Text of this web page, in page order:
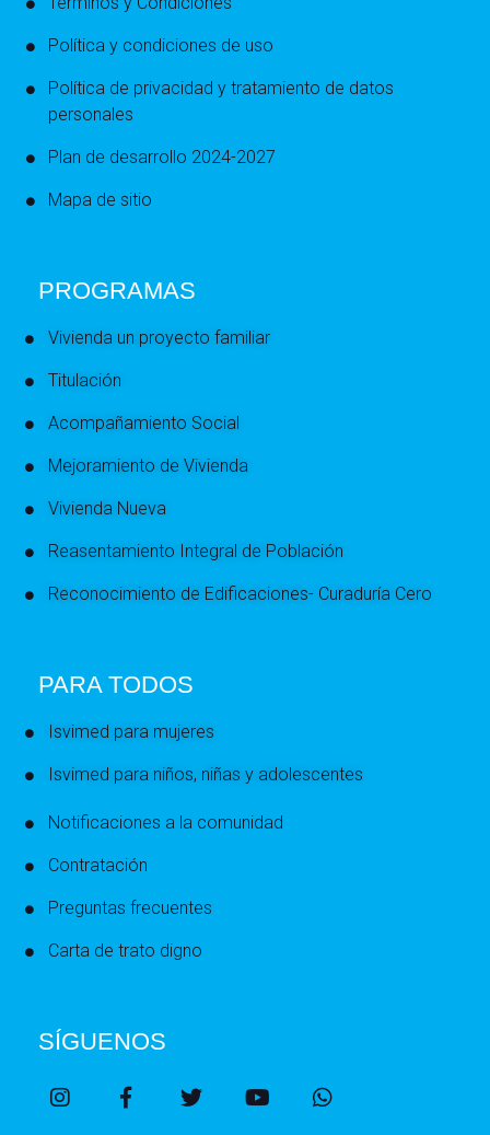
Política y condiciones de uso
Política de privacidad y tratamiento de datos
personales
Plan de desarrollo 2024-2027
Mapa de sitio
PROGRAMAS
Vivienda un proyecto familiar
Titulación
Acompañamiento Social
Mejoramiento de Vivienda
Vivienda Nueva
Reasentamiento Integral de Población
Reconocimiento de Edificaciones- Curaduría Cero
PARA TODOS
Isvimed para mujeres
Isvimed para niños, niñas y adolescentes
Notificaciones a la comunidad
Contratación
Preguntas frecuentes
Carta de trato digno
SÍGUENOS